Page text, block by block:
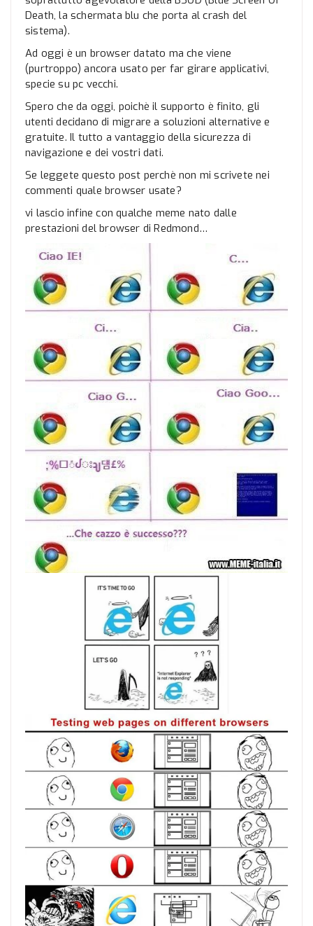
Death, la schermata blu che porta al crash del
sistema).
Ad oggi è un browser datato ma che viene
(purtroppo) ancora usato per far girare applicativi,
specie su pc vecchi.
Spero che da oggi, poichè il supporto è finito, gli
utenti decidano di migrare a soluzioni alternative e
gratuite. Il tutto a vantaggio della sicurezza di
navigazione e dei vostri dati.
Se leggete questo post perchè non mi scrivete nei
commenti quale browser usate?
vi lascio infine con qualche meme nato dalle
prestazioni del browser di Redmond…